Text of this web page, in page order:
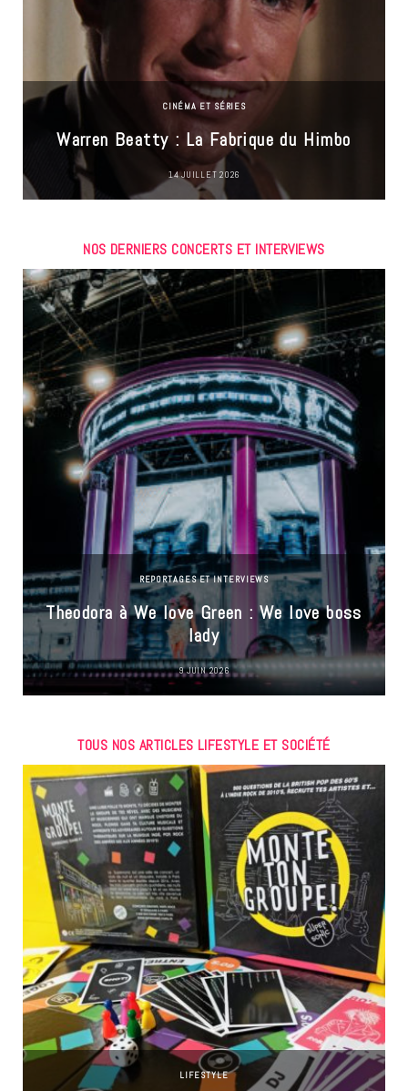
CINÉMA ET SÉRIES
Warren Beatty : La Fabrique du Himbo
14 JUILLET 2026
NOS DERNIERS CONCERTS ET INTERVIEWS
REPORTAGES ET INTERVIEWS
Theodora à We love Green : We love boss
lady
9 JUIN 2026
TOUS NOS ARTICLES LIFESTYLE ET SOCIÉTÉ
LIFESTYLE